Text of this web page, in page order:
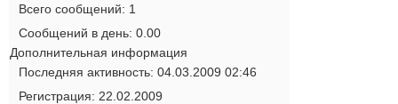
Всего сообщений
1
Сообщений в день 0.00
Дополнительная информация
Последняя активность 04.03.2009 02:46
Регистрация
22.02.2009